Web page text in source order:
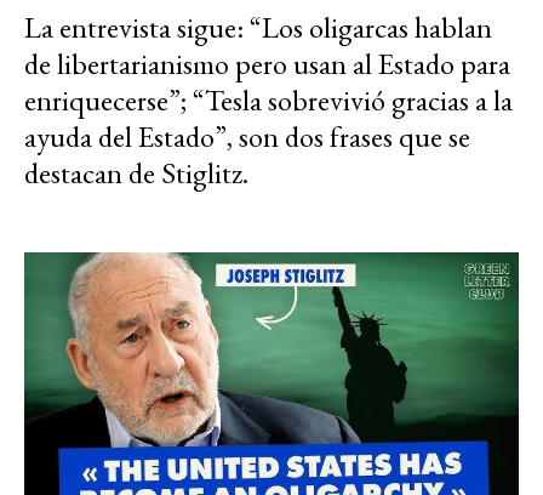
La entrevista sigue: “Los oligarcas hablan
de libertarianismo pero usan al Estado para
enriquecerse”; “Tesla sobrevivió gracias a la
ayuda del Estado”, son dos frases que se
destacan de Stiglitz.